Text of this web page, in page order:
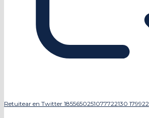
Retuitear en Twitter 1855650251077722130 179922